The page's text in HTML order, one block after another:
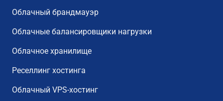
Облачный брандмауэр
Облачные балансировщики нагрузки
Облачное хранилище
Реселлинг хостинга
Облачный VPS-хостинг